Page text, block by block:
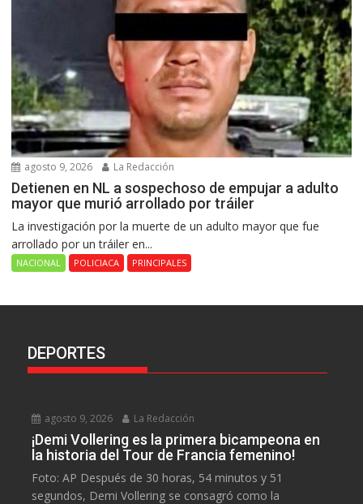
agosto 9, 2026 La Redacción
Detienen en NL a sospechoso de empujar a adulto
mayor que murió arrollado por tráiler
La investigación por la muerte de un adulto mayor que fue
arrollado por un tráiler en...
NACIONAL POLICIACA PRINCIPALES
DEPORTES
agosto 9, 2026 La Redacción
¡Demi Vollering es la primera bicampeona en
la historia del Tour de Francia femenino!
Foto: AP Después de 30 horas, 54 minutos y 51
segundos, Demi Vollering se consagró como la